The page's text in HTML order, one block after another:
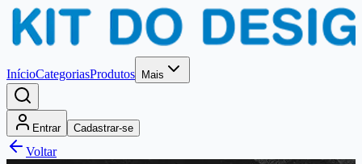
InícioCategoriasProdutos Mais
Entrar Cadastrar-se
Voltar